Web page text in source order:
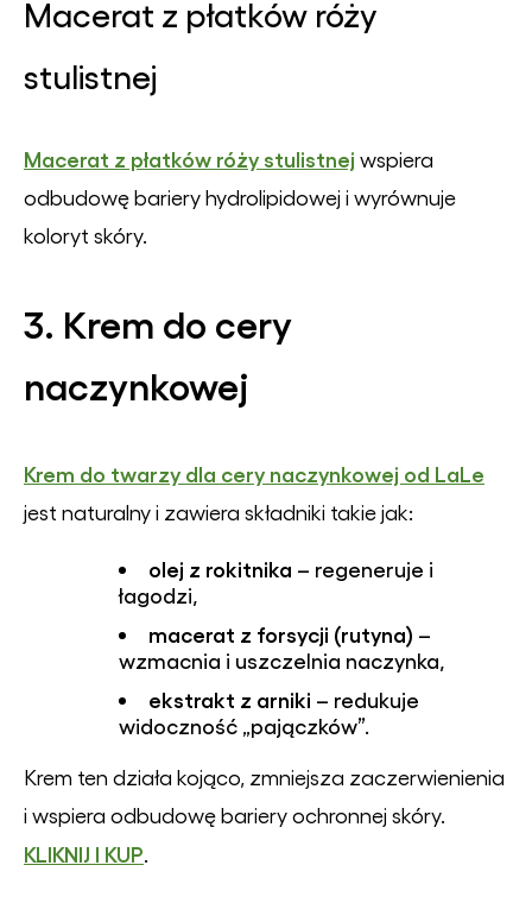
Macerat z płatków róży
stulistnej
Macerat z płatków róży stulistnej wspiera
odbudowę bariery hydrolipidowej i wyrównuje
koloryt skóry.
3. Krem do cery
naczynkowej
Krem do twarzy dla cery naczynkowej od LaLe
jest naturalny i zawiera składniki takie jak:
olej z rokitnika – regeneruje i
łagodzi,
macerat z forsycji (rutyna) –
wzmacnia i uszczelnia naczynka,
ekstrakt z arniki – redukuje
widoczność „pajączków”.
Krem ten działa kojąco, zmniejsza zaczerwienienia
i wspiera odbudowę bariery ochronnej skóry.
KLIKNIJ I KUP